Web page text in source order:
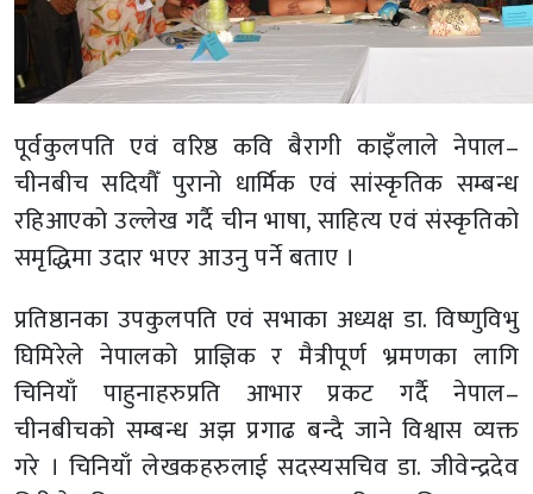
पूर्वकुलपति एवं वरिष्ठ कवि बैरागी काइँलाले नेपाल–
चीनबीच सदियौँ पुरानो धार्मिक एवं सांस्कृतिक सम्बन्ध
रहिआएको उल्लेख गर्दै चीन भाषा, साहित्य एवं संस्कृतिको
समृद्धिमा उदार भएर आउनु पर्ने बताए ।
प्रतिष्ठानका उपकुलपति एवं सभाका अध्यक्ष डा. विष्णुविभु
घिमिरेले नेपालको प्राज्ञिक र मैत्रीपूर्ण भ्रमणका लागि
चिनियाँ पाहुनाहरुप्रति आभार प्रकट गर्दै नेपाल–
चीनबीचको सम्बन्ध अझ प्रगाढ बन्दै जाने विश्वास व्यक्त
गरे । चिनियाँ लेखकहरुलाई सदस्यसचिव डा. जीवेन्द्रदेव